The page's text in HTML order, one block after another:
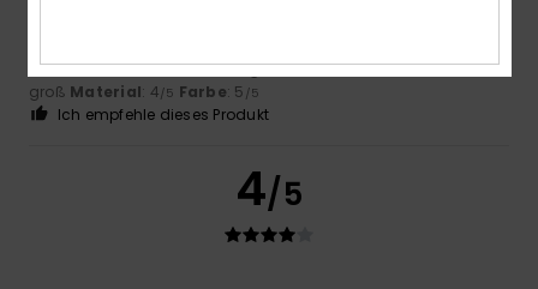
Komfort: 5/5 Preis-Leistungs-Verhältnis: 3/5 Größe: Zu
groß Material: 4/5 Farbe: 5 /5
Ich empfehle dieses Produkt
4/5